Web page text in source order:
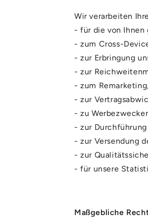
Wir verarbeiten
- für die von Ihnen
- zum Cross-
- zur Erbringung
- zur
- zum Remarketing,
- zur
- zu
- zur
- zur Versendung
- zur
- für unsere
Maßgebliche